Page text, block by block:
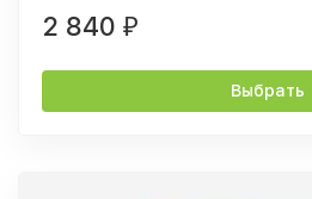
2 840 ₽
Выбрать